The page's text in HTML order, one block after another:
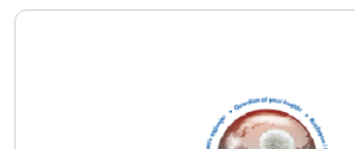
Повеќе